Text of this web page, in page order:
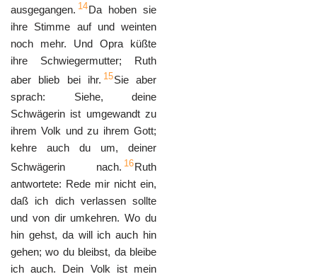
ausgegangen. 14Da hoben sie
ihre Stimme auf und weinten
noch mehr. Und Opra küßte
ihre Schwiegermutter; Ruth
aber blieb bei ihr. 15Sie aber
sprach: Siehe, deine
Schwägerin ist umgewandt zu
ihrem Volk und zu ihrem Gott;
kehre auch du um, deiner
Schwägerin nach. 16Ruth
antwortete: Rede mir nicht ein,
daß ich dich verlassen sollte
und von dir umkehren. Wo du
hin gehst, da will ich auch hin
gehen; wo du bleibst, da bleibe
ich auch. Dein Volk ist mein